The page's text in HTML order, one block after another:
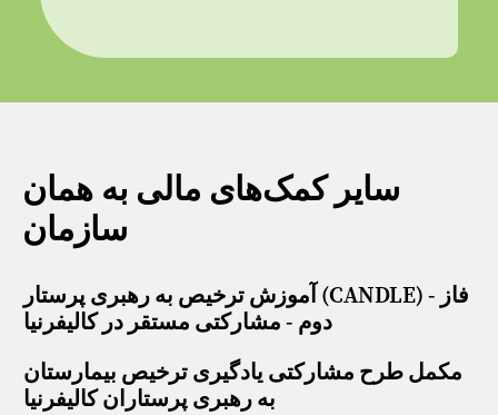
سایر کمک‌های مالی به همان
سازمان
آموزش ترخیص به رهبری پرستار (CANDLE) - فاز
دوم - مشارکتی مستقر در کالیفرنیا
مکمل طرح مشارکتی یادگیری ترخیص بیمارستان
به رهبری پرستاران کالیفرنیا